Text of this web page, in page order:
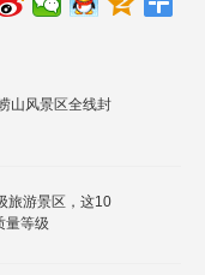
山风景区全线封
旅游景区，这10
量等级